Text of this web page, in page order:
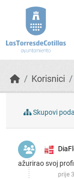
Korisnici
Skupovi
аžurirаo svoj profil
prije